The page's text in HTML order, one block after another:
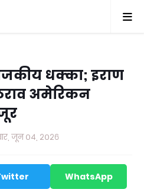
धक्का; इराण
अमेरिकन
जून ०४, २०२६
WhatsApp